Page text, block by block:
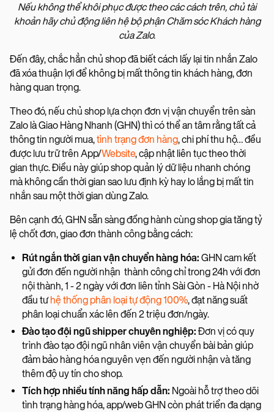
Nếu không thể khôi phục được theo các cách trên, chủ tài
khoản hãy chủ động liên hệ bộ phận Chăm sóc Khách hàng
của Zalo.
Đến đây, chắc hẳn chủ shop đã biết cách lấy lại tin nhắn Zalo
đã xóa thuận lợi để không bị mất thông tin khách hàng, đơn
hàng quan trọng.
Theo đó, nếu chủ shop lựa chọn đơn vị vận chuyển trên sàn
Zalo là Giao Hàng Nhanh (GHN) thì có thể an tâm rằng tất cả
thông tin người mua,tình trạng đơn hàng, chi phí thu hộ… đều
được lưu trữ trên App/Website, cập nhật liên tục theo thời
gian thực. Điều này giúp shop quản lý dữ liệu nhanh chóng
mà không cần thời gian sao lưu định kỳ hay lo lắng bị mất tin
nhắn sau một thời gian dùng Zalo.
Bên cạnh đó, GHN sẵn sàng đồng hành cùng shop gia tăng tỷ
lệ chốt đơn, giao đơn thành công bằng cách:
Rút ngắn thời gian vận chuyển hàng hóa: GHN cam kết
gửi đơn đến người nhận thành công chỉ trong 24h với đơn
nội thành, 1 - 2 ngày với đơn liên tỉnh Sài Gòn - Hà Nội nhờ
đầu tư hệ thống phân loại tự động 100%, đạt năng suất
phân loại chuẩn xác lên đến 2 triệu đơn/ngày.
Đào tạo đội ngũ shipper chuyên nghiệp:Đơn vị có quy
trình đào tạo đội ngũ nhân viên vận chuyển bài bản giúp
đảm bảo hàng hóa nguyên vẹn đến người nhận và tăng
thêm độ uy tín cho shop.
Tích hợp nhiều tính năng hấp dẫn: Ngoài hỗ trợ theo dõi
tình trạng hàng hóa, app/web GHN còn phát triển đa dạng